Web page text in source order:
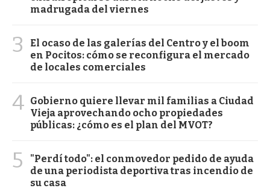
madrugada del viernes
3
El ocaso de las galerías del Centro y el boom
en Pocitos: cómo se reconfigura el mercado
de locales comerciales
4 Gobierno quiere llevar mil familias a Ciudad
Vieja aprovechando ocho propiedades
públicas: ¿cómo es el plan del MVOT?
5
"Perdí todo": el conmovedor pedido de ayuda
de una periodista deportiva tras incendio de
su casa